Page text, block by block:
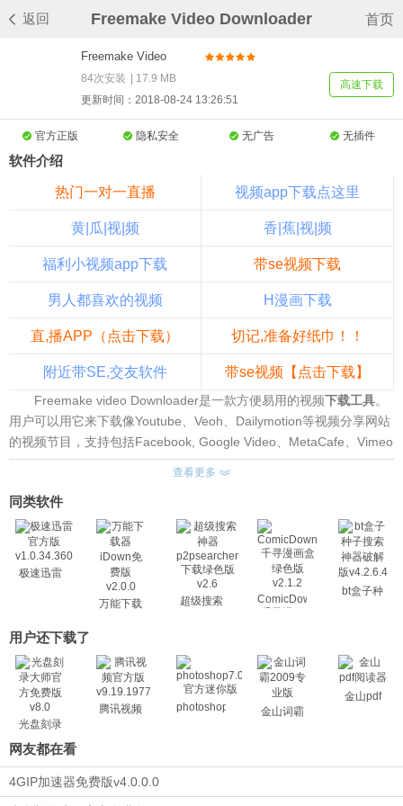
返回 Freemake Video Downloader 首页
高速下载
Freemake Video
Downloader官方版
v3.8.0
84次安装
17.9 MB
更新时间：2018-08-24 13:26:51
官方正版 隐私安全 无广告 无插件
软件介绍
热门一对一直播 视频app下载点这里
黄|瓜|视|频 香|蕉|视|频
福利小视频app下载 带se视频下载
男人都喜欢的视频 H漫画下载
直,播APP（点击下载） 切记,准备好纸巾！！
附近带SE,交友软件 带se视频【点击下载】
Freemake video Downloader是一款方便易用的视频下载工具。
用户可以用它来下载像Youtube、Veoh、Dailymotion等视频分享网站
的视频节目，支持包括Facebook, Google Video、MetaCafe、Vimeo
等许多视频门户网站!
支持众多的视音频、DVD 及图片格式，基本输出格式包括 AVI、
MP4、WMV、MKV、3GP、DVD、Blu-ray、MP3 及 iPod、
iPhone、iPad、Android 等设备格式。
Freemake Video Converter 支持 CUDA 技术，能实现更高效的
视频编码，同时由于是基于.NET Framework 4开发，Freemake 的界
面非常之精美、可观易用。
新版 Freemake Video Converter 在视频编辑方面有所增强，支
持视频切割剪辑功能，比如切割合并视频、多段切割，以及视频旋转
和视频翻转等，另外在输出配置方面有了彻底改进，附带很多的预先
定义配置，并可自定义，只是它需要安装 .NET 运行库，这一点足以
让很多用户望而却步了，不过它的界面和操作也确实赏心悦目。
以上就是Freemake video Downloader的相关软件介绍，更多电
脑软件下载，请关注超人下载站。
查看更多
同类软件
极速迅雷
万能下载
超级搜索
版v2.6
ComicDown
bt盒子种
用户还下载了
光盘刻录
大师
腾讯视频 photoshop7.0 金山词霸
金山pdf
网友都在看
4GIP加速器免费版v4.0.0.0